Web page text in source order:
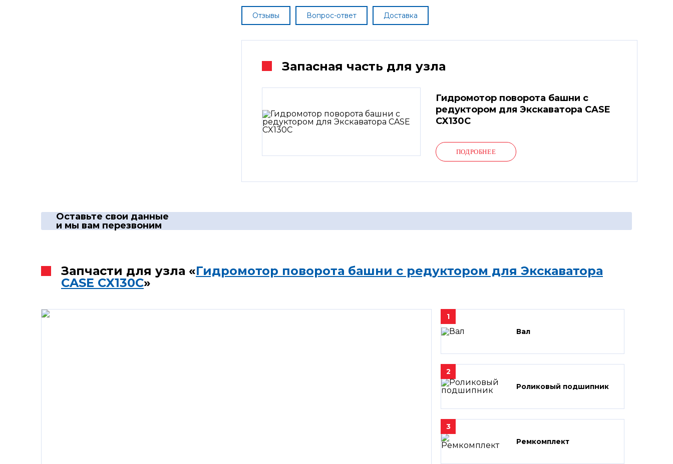
Отзывы Вопрос-ответ Доставка
Запасная часть для узла
Гидромотор поворота башни с
редуктором для Экскаватора CASE
CX130C
ПОДРОБНЕЕ
Оставьте свои данные
и мы вам перезвоним
Запчасти для узла «Гидромотор поворота башни с редуктором для Экскаватора
CASE CX130C»
1
Вал
2
Роликовый подшипник
3
Ремкомплект